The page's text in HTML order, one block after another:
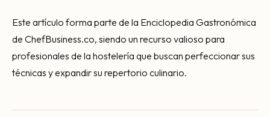
Este artículo forma parte de la Enciclopedia Gastronómica
de ChefBusiness.co, siendo un recurso valioso para
profesionales de la hostelería que buscan perfeccionar sus
técnicas y expandir su repertorio culinario.